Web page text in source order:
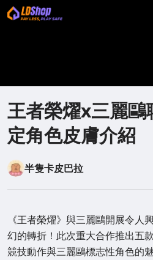
王者榮燿x三麗
定角色皮膚介紹
半隻卡皮巴拉
《王者榮燿》與三麗鷗開展令人
幻的轉折！此次重大合作推出五
競技動作與三麗鷗標志性角色的